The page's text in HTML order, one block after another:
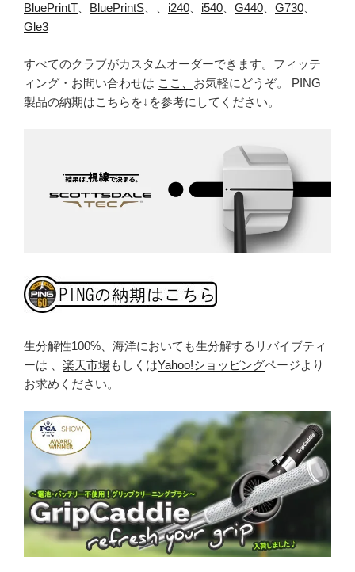
BluePrintT BluePrintS i240 i540 G440 G730
Gle3
すべてのクラブがカスタムオーダーできます。フィッテ
ィング・お問い合わせは ここ、 お気軽にどうぞ。 PING
製品の納期はこちらを↓を参考にしてください。
生分解性100%、海洋においても生分解するリバイブティ
ーは 、 楽天市場もしくはYahoo!ショッピングページより
お求めください。